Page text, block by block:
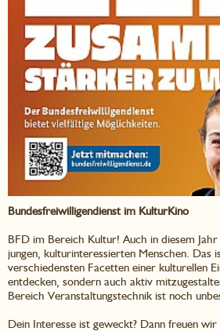
Bundesfreiwilligendienst im KulturKino
BFD im Bereich Kultur! Auch in diesem
jungen, kulturinteressierten Menschen. Das
verschiedensten Facetten einer kulturellen
entdecken, sondern auch aktiv
Bereich Veranstaltungstechnik ist noch
Dein Interesse ist geweckt? Dann freuen